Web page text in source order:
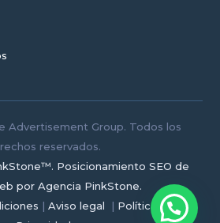
Advertisement Group. Todos los
reservados.
Posicionamiento SEO de
por Agencia PinkStone.
| Aviso legal | Política de